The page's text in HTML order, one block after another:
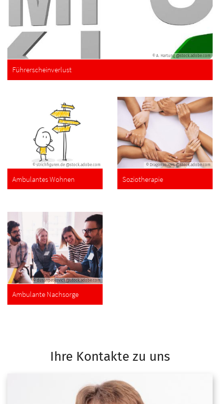
© A. Hartung @stock.adobe.com
Führerscheinverlust
© strichfiguren.de @stock.adobe.com
Ambulantes Wohnen
© DragonImages @stock.adobe.com
Soziotherapie
© dusanpetkovic1 @stock.adobe.com
Ambulante Nachsorge
Ihre Kontakte zu uns